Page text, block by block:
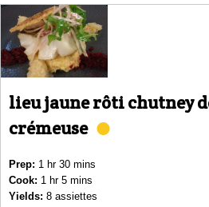
lieu jaune rôti chutney
crémeuse
Prep: 1 hr 30 mins
Cook: 1 hr 5 mins
Yields: 8 assiettes